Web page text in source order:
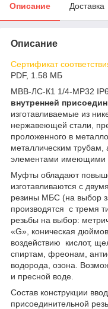
Описание Доставка
Описание
Сертификат
PDF, 1.58 МБ
МВВ-ЛС-К1 1/4-МР32
внутренней
изготавливаемые из
нержавеющей стали,
проложенного в
металлическим трубам,
элементами имеющими
Муфты обладают
изготавливаются с
резины МБС (на выбор
производятся с тремя
резьбы на выбор:
«G», коническая
воздействию кислот,
спиртам, фреонам,
водорода, озона.
и пресной воде.
Состав конструкции
присоединительной